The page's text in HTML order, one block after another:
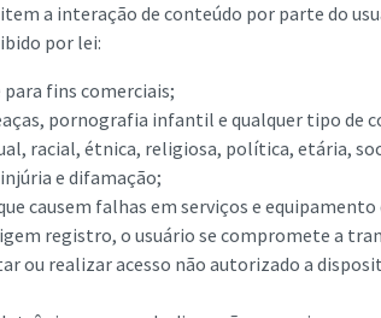
a interação de conteúdo por parte do
por lei:
fins comerciais;
pornografia infantil e qualquer tipo de
racial, étnica, religiosa, política, etária,
e difamação;
causem falhas em serviços e
registro, o usuário se compromete a
ou realizar acesso não autorizado a